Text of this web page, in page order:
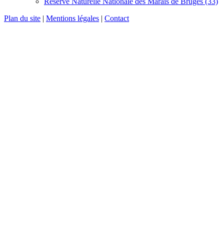
Plan du site | Mentions légales | Contact